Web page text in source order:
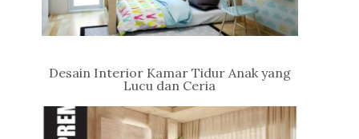
Desain Interior Kamar Tidur Anak yang
Lucu dan Ceria